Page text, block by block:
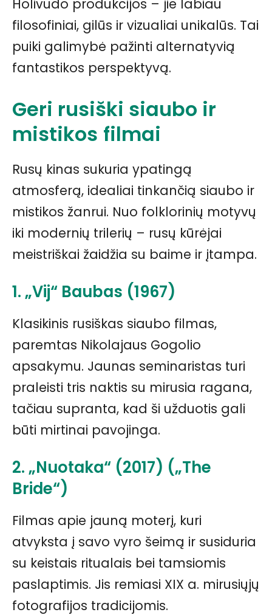
Holivudo produkcijos – jie labiau
filosofiniai, gilūs ir vizualiai unikalūs. Tai
puiki galimybė pažinti alternatyvią
fantastikos perspektyvą.
Geri rusiški siaubo ir
mistikos filmai
Rusų kinas sukuria ypatingą
atmosferą, idealiai tinkančią siaubo ir
mistikos žanrui. Nuo folklorinių motyvų
iki modernių trilerių – rusų kūrėjai
meistriškai žaidžia su baime ir įtampa.
1. „Vij“ Baubas (1967)
Klasikinis rusiškas siaubo filmas,
paremtas Nikolajaus Gogolio
apsakymu. Jaunas seminaristas turi
praleisti tris naktis su mirusia ragana,
tačiau supranta, kad ši užduotis gali
būti mirtinai pavojinga.
2. „Nuotaka“ (2017) („The
Bride“)
Filmas apie jauną moterį, kuri
atvyksta į savo vyro šeimą ir susiduria
su keistais ritualais bei tamsiomis
paslaptimis. Jis remiasi XIX a. mirusiųjų
fotografijos tradicijomis.